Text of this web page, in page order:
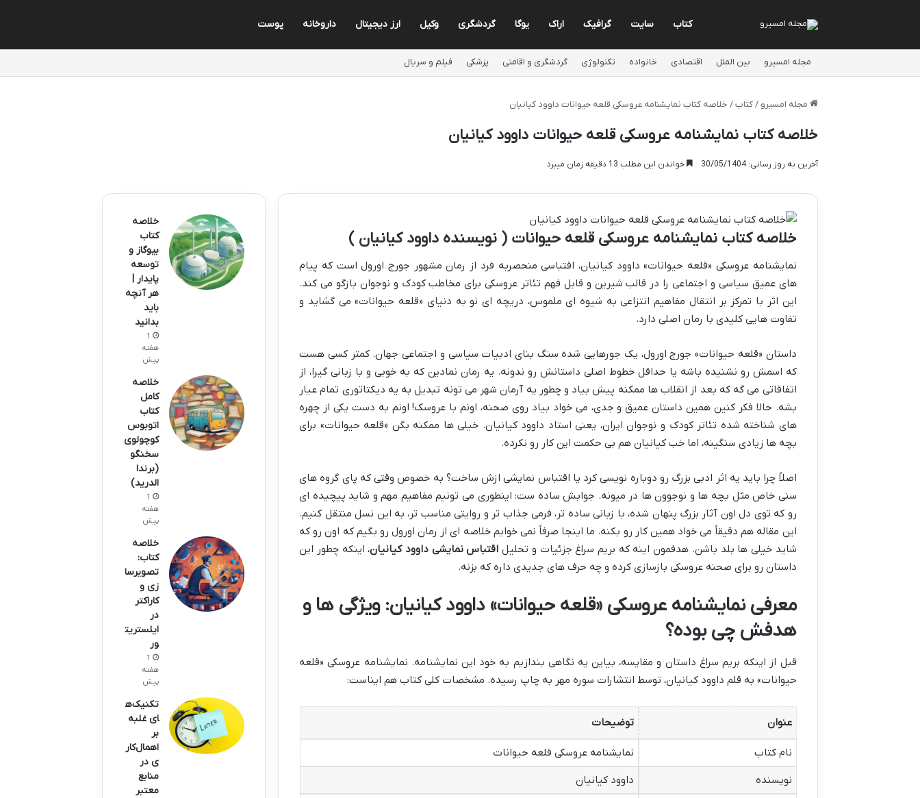
کتاب سایت گرافیک اراک یوگا گردشگری وکیل ارز دیجیتال داروخانه پوست
مجله امسیرو بین الملل اقتصادی خانواده تکنولوژی گردشگری و اقامتی پزشکی فیلم و سریال
مجله امسیرو / کتاب / خلاصه کتاب نمایشنامه عروسکی قلعه حیوانات داوود کیانیان
خلاصه کتاب نمایشنامه عروسکی قلعه حیوانات داوود کیانیان
آخرین به روز رسانی: 30/05/1404 خواندن این مطلب 13 دقیقه زمان میبرد
خلاصه کتاب نمایشنامه عروسکی قلعه حیوانات ( نویسنده داوود کیانیان )
نمایشنامه عروسکی «قلعه حیوانات» داوود کیانیان، اقتباسی منحصربه فرد از رمان مشهور جورج اورول است که پیام
های عمیق سیاسی و اجتماعی را در قالب شیرین و قابل فهم تئاتر عروسکی برای مخاطب کودک و نوجوان بازگو می کند.
این اثر با تمرکز بر انتقال مفاهیم انتزاعی به شیوه ای ملموس، دریچه ای نو به دنیای «قلعه حیوانات» می گشاید و
تفاوت هایی کلیدی با رمان اصلی دارد.
داستان «قلعه حیوانات» جورج اورول، یک جورهایی شده سنگ بنای ادبیات سیاسی و اجتماعی جهان. کمتر کسی هست
که اسمش رو نشنیده باشه یا حداقل خطوط اصلی داستانش رو ندونه. یه رمان نمادین که به خوبی و با زبانی گیرا، از
اتفاقاتی می گه که بعد از انقلاب ها ممکنه پیش بیاد و چطور یه آرمان شهر می تونه تبدیل به یه دیکتاتوری تمام عیار
بشه. حالا فکر کنین همین داستان عمیق و جدی، می خواد بیاد روی صحنه، اونم با عروسک! اونم به دست یکی از چهره
های شناخته شده تئاتر کودک و نوجوان ایران، یعنی استاد داوود کیانیان. خیلی ها ممکنه بگن «قلعه حیوانات» برای
بچه ها زیادی سنگینه، اما خب کیانیان هم بی حکمت این کار رو نکرده.
اصلاً چرا باید یه اثر ادبی بزرگ رو دوباره نویسی کرد یا اقتباس نمایشی ازش ساخت؟ به خصوص وقتی که پای گروه های
سنی خاص مثل بچه ها و نوجوون ها در میونه. جوابش ساده ست: اینطوری می تونیم مفاهیم مهم و شاید پیچیده ای
رو که توی دل اون آثار بزرگ پنهان شده، با زبانی ساده تر، فرمی جذاب تر و روایتی مناسب تر، به این نسل منتقل کنیم.
این مقاله هم دقیقاً می خواد همین کار رو بکنه. ما اینجا صرفاً نمی خوایم خلاصه ای از رمان اورول رو بگیم که اون رو که
شاید خیلی ها بلد باشن. هدفمون اینه که بریم سراغ جزئیات و تحلیل اقتباس نمایشی داوود کیانیان، اینکه چطور این
داستان رو برای صحنه عروسکی بازسازی کرده و چه حرف های جدیدی داره که بزنه.
معرفی نمایشنامه عروسکی «قلعه حیوانات» داوود کیانیان: ویژگی ها و
هدفش چی بوده؟
قبل از اینکه بریم سراغ داستان و مقایسه، بیاین یه نگاهی بندازیم به خود این نمایشنامه. نمایشنامه عروسکی «قلعه
حیوانات» به قلم داوود کیانیان، توسط انتشارات سوره مهر به چاپ رسیده. مشخصات کلی کتاب هم ایناست:
عنوان توضیحات
نام کتاب
نمایشنامه عروسکی قلعه حیوانات
نویسنده
داوود کیانیان
خلاصه
کتاب
بیوگاز و
توسعه
پایدار |
هر آنچه
باید
بدانید
1
هفته
پیش
خلاصه
کامل
کتاب
اتوبوس
کوچولوی
سخنگو
(برندا
الدرید)
1
هفته
پیش
خلاصه
کتاب:
تصویرسا
زی و
کاراکتر
در
ایلستریت
ور
1
هفته
پیش
تکنیک‌ه
ای غلبه
بر
اهمال‌کار
ی در
منابع
معتبر